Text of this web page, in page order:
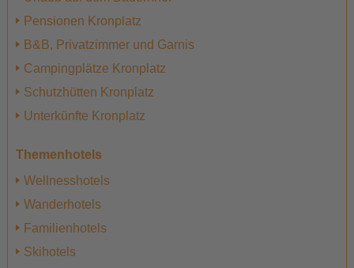
Pensionen Kronplatz
B&B, Privatzimmer und Garnis
Campingplätze Kronplatz
Schutzhütten Kronplatz
Unterkünfte Kronplatz
Themenhotels
Wellnesshotels
Wanderhotels
Familienhotels
Skihotels